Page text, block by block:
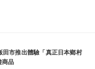
田市推出體驗「真正日本鄉村
商品